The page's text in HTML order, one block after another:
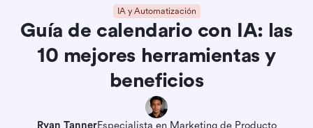
IA y Automatización
Guía de calendario con IA: las
10 mejores herramientas y
beneficios
Ryan TannerEspecialista en Marketing de Producto